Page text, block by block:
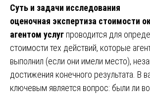
Суть и задачи исследования
оценочная экспертиза стоимости
агентом услуг проводится для
стоимости тех действий, которые
выполнил (если они имели место),
достижения конечного результата. В
ключевым является вопрос: были ли